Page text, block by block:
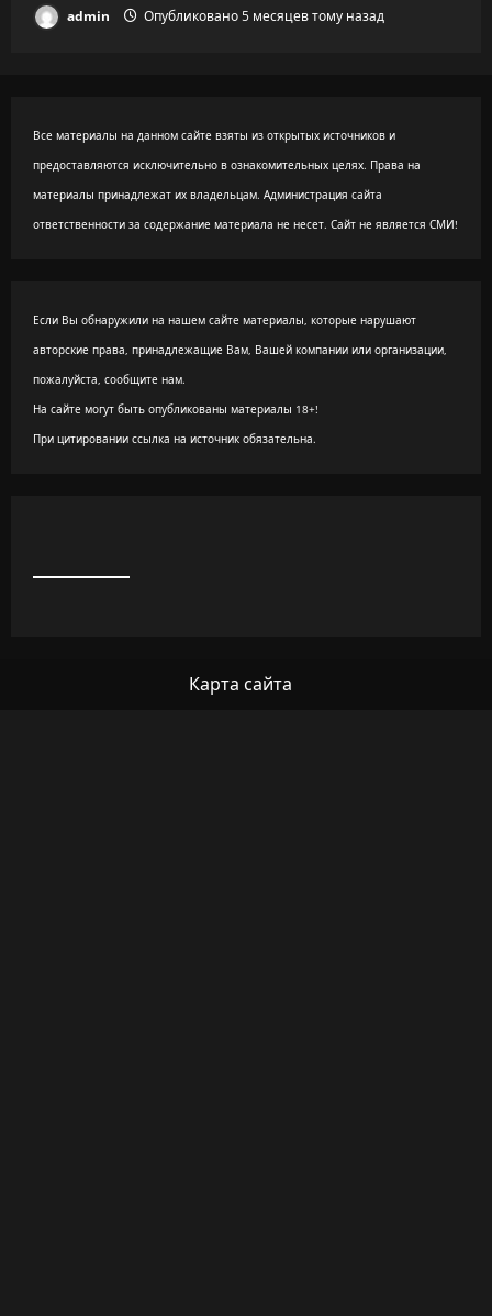
admin Опубликовано 5 месяцев тому назад
Все материалы на данном сайте взяты из открытых источников и
предоставляются исключительно в ознакомительных целях. Права на
материалы принадлежат их владельцам. Администрация сайта
ответственности за содержание материала не несет. Сайт не является СМИ!
Если Вы обнаружили на нашем сайте материалы, которые нарушают
авторские права, принадлежащие Вам, Вашей компании или организации,
пожалуйста, сообщите нам.
На сайте могут быть опубликованы материалы 18+!
При цитировании ссылка на источник обязательна.
Карта сайта